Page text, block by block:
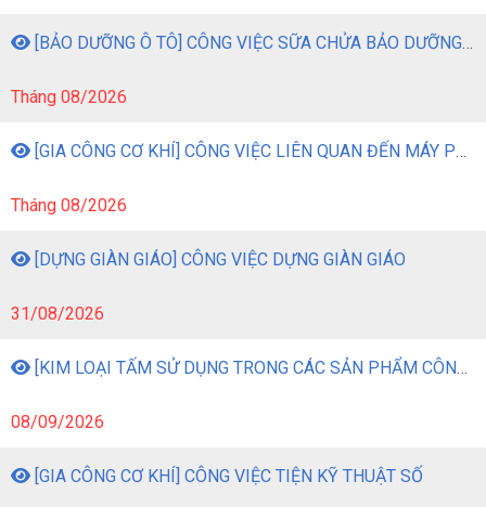
[BẢO DƯỠNG Ô TÔ] CÔNG VIỆC SỮA CHỬA BẢO DƯỠNG Ô TÔ
Tháng 08/2026
[GIA CÔNG CƠ KHÍ] CÔNG VIỆC LIÊN QUAN ĐẾN MÁY PHAY
Tháng 08/2026
[DỰNG GIÀN GIÁO] CÔNG VIỆC DỰNG GIÀN GIÁO
31/08/2026
[KIM LOẠI TẤM SỬ DỤNG TRONG CÁC SẢN PHẨM CÔNG NGHIỆP] CÔNG VIỆC GIA CÔNG KIM LOẠI TẤM BẰNG MÁY MÓC
08/09/2026
[GIA CÔNG CƠ KHÍ] CÔNG VIỆC TIỆN KỸ THUẬT SỐ